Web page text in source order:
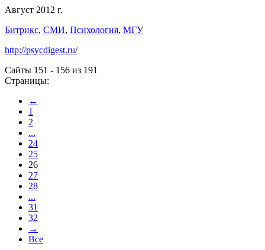
Август 2012 г.
Битрикс, СМИ, Психология, МГУ
http://psycdigest.ru/
Сайты 151 - 156 из 191
Страницы:
←
1
2
...
24
25
26
27
28
...
31
32
→
Все